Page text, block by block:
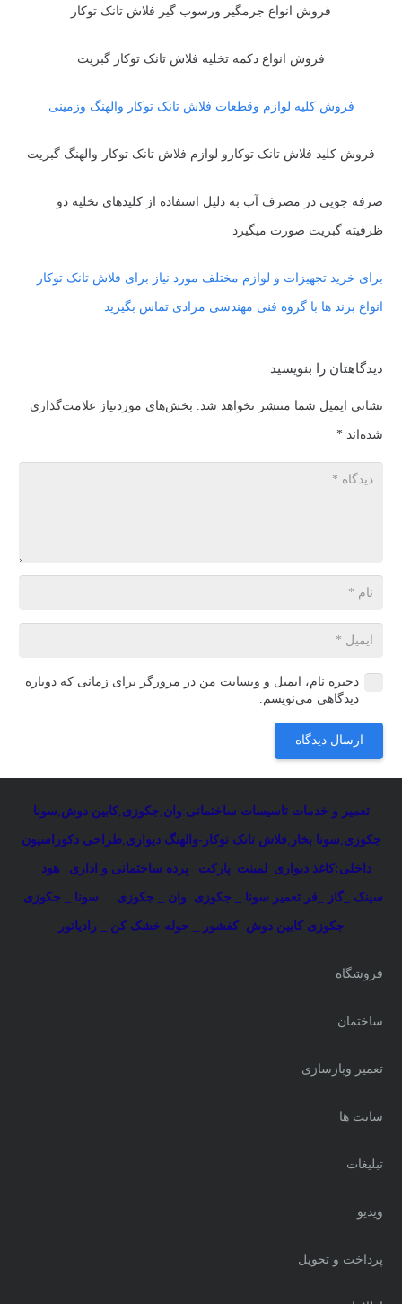
فروش انواع جرمگیر ورسوب گیر فلاش تانک توکار
فروش انواع دکمه تخلیه فلاش تانک توکار گبریت
فروش کلیه لوازم وقطعات فلاش تانک توکار والهنگ وزمینی
فروش کلید فلاش تانک توکارو لوازم فلاش تانک توکار-والهنگ گبریت
صرفه جویی در مصرف آب به دلیل استفاده از کلیدهای تخلیه دو
ظرفیته گبریت صورت میگیرد
برای خرید تجهیزات و لوازم مختلف مورد نیاز برای فلاش تانک توکار
انواع برند ها با گروه فنی مهندسی مرادی تماس بگیرید
دیدگاهتان را بنویسید
نشانی ایمیل شما منتشر نخواهد شد. بخش‌های موردنیاز علامت‌گذاری
شده‌اند *
ذخیره نام، ایمیل و وبسایت من در مرورگر برای زمانی که دوباره
دیدگاهی می‌نویسم.
ارسال دیدگاه
تعمیر و خدمات تاسیسات ساختمانی:وان جکوزی ,کابین دوش سونا
جکوزی سونا بخار فلاش تانک توکار-والهنگ دیواری ,طراحی دکوراسیون
داخلی:کاغذ دیواری_لمینت_پارکت _پرده ساختمانی و اداری _هود _
سینک _گاز _فر تعمیر سونا _ جکوزی وان _ جکوزی سونا _ جکوزی
جکوزی کابین دوش کفشور _ حوله خشک کن _ رادیاتور
فروشگاه
ساختمان
تعمیر وبازسازی
سایت ها
تبلیغات
ویدیو
پرداخت و تحویل